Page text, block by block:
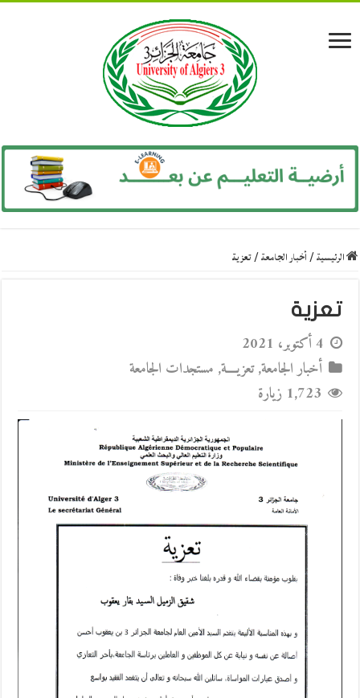
الرئيسية/أخبار الجامعة/تعزية
تعزية
4 أكتوبر، 2021
أخبار الجامعة,تعزيــــة, مستجدات الجامعة
1,723 زيارة